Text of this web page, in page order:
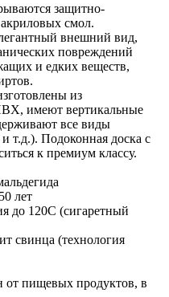
защитно-
смол.
внешний вид,
повреждений
и едких веществ,
из
имеют вертикальные
все виды
т.д.). Подоконная доска с
к премиум классу.
лет
до 120С (сигаретный
свинца (технология
от пищевых продуктов, в